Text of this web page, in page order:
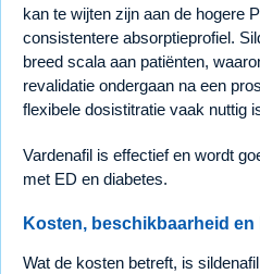
kan te wijten zijn aan de hogere
consistentere absorptieprofiel.
breed scala aan patiënten,
revalidatie ondergaan na een
flexibele dosistitratie vaak nuttig
Vardenafil is effectief en wordt
met ED en diabetes.
Kosten, beschikbaarheid en
Wat de kosten betreft, is